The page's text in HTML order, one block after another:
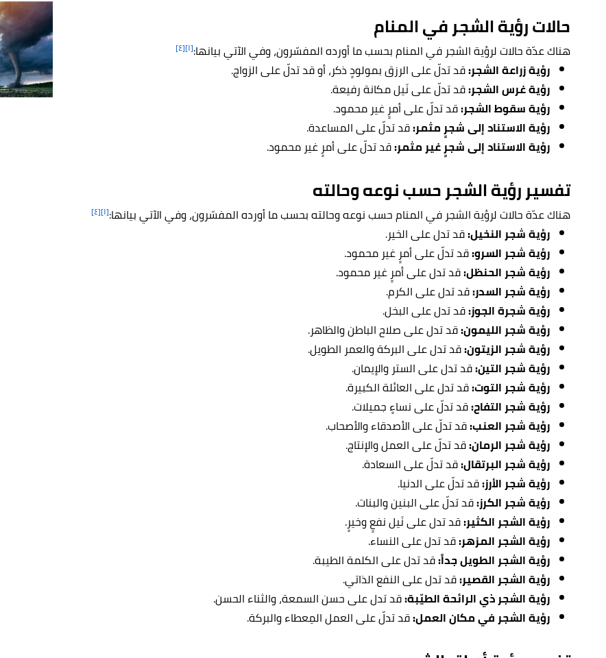
حالات رؤية الشجر في المنام
هناك عدّة حالات لرؤية الشجر في المنام بحسب ما أورده المفسّرون، وفي الآتي بيانها:[١] [٤]
رؤية زراعة الشجر:قد تدلّ على الرزق بمولودٍ ذكر، أو قد تدلّ على الزواج.
رؤية غرس الشجر:قد تدلّ على نَيل مكانة رفيعة.
رؤية سقوط الشجر:قد تدلّ على أمرٍ غير محمود.
رؤية الاستناد إلى شجرٍ مثمر:قد تدلّ على المساعدة.
رؤية الاستناد إلى شجرٍ غير مثمر:قد تدلّ على أمرٍ غير محمود.
تفسير رؤية الشجر حسب نوعه وحالته
هناك عدّة حالات لرؤية الشجر في المنام حسب نوعه وحالته بحسب ما أورده المفسّرون، وفي الآتي بيانها:[١] [٤]
رؤية شجر النخيل:قد تدل على الخير.
رؤية شجر السرو:قد تدلّ على أمرٍ غير محمود.
رؤية شجر الحنظل:قد تدل على أمرٍ غير محمود.
رؤية شجر السدر:قد تدل على الكرم.
رؤية شجرة الجوز:قد تدل على البخل.
رؤية شجر الليمون:قد تدل على صلاح الباطن والظاهر.
رؤية شجر الزيتون:قد تدل على البركة والعمر الطويل.
رؤية شجر التين:قد تدل على الستر والإيمان.
رؤية شجر التوت:قد تدل على العائلة الكبيرة.
رؤية شجر التفاح:قد تدلّ على نساءٍ جميلات.
رؤية شجر العنب:قد تدلّ على الأصدقاء والأصحاب.
رؤية شجر الرمان:قد تدلّ على العمل والإنتاج.
رؤية شجر البرتقال:قد تدلّ على السعادة.
رؤية شجر الأرز:قد تدلّ على الدنيا.
رؤية شجر الكرز:قد تدلّ على البنين والبنات.
رؤية الشجر الكثير:قد تدل على نَيل نفعٍ وخيرٍ.
رؤية الشجر المزهر:قد تدل على النساء.
رؤية الشجر الطويل جداً:قد تدل على الكلمة الطيبة.
رؤية الشجر القصير:قد تدل على النفع الذاتي.
رؤية الشجر ذي الرائحة الطيّبة:قد تدل على حسن السمعة، والثناء الحسن.
رؤية الشجر في مكان العمل:قد تدلّ على العمل المِعطاء والبركة.